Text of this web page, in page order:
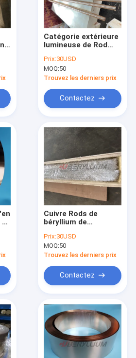
béryllium
C17200
C17300
C17500
de chrome
de cuivre
béryllium
béryllium
Catégorie extérieure
lumineuse de Rod
B196 d'en cuivre du
béryllium C17200
Prix:30USD
MOQ:50
Trouvez les derniers prix
Contactez
Cuivre Rods de
béryllium de
196 avec l'humeur
TH04
Prix:30USD
MOQ:50
Trouvez les derniers prix
Contactez